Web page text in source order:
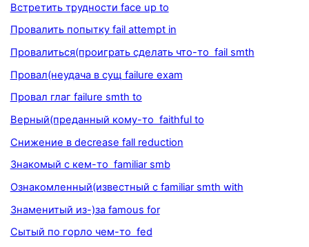
Встретить трудности face up to
Провалить попытку fail attempt in
Провалиться(проиграть сделать что-то fail smth
Провал(неудача в сущ failure exam
Провал глаг failure smth to
Верный(преданный кому-то faithful to
Снижение в decrease fall reduction
Знакомый с кем-то familiar smb
Ознакомленный(известный с familiar smth with
Знаменитый из-)за famous for
Сытый по горло чем-то fed